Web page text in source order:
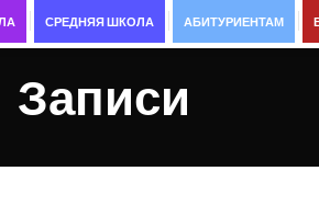
СРЕДНЯЯ ШКОЛА АБИТУРИЕНТАМ
Записи